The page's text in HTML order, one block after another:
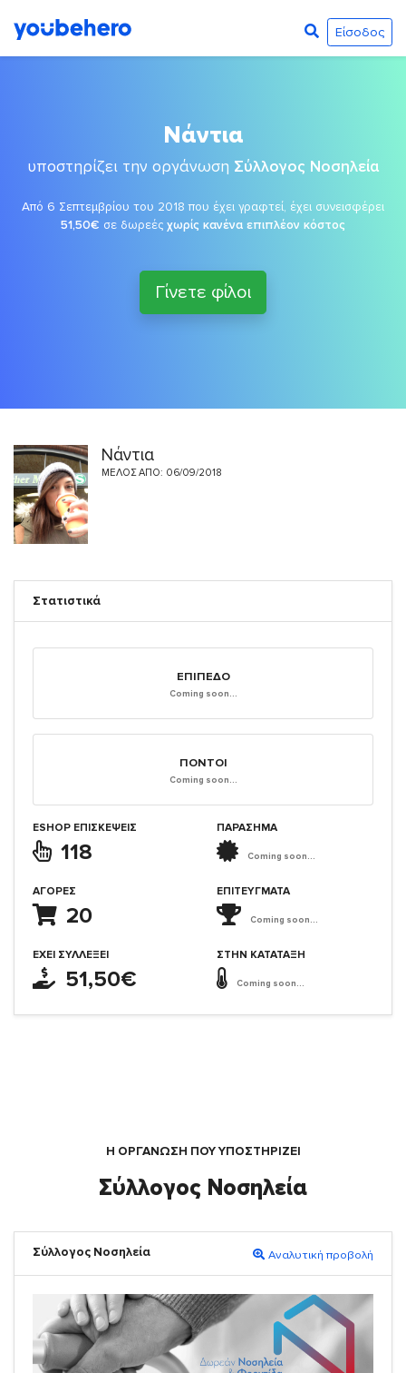
Είσοδος
Νάντια
υποστηρίζει την οργάνωση Σύλλογος Νοσηλεία
Από 6 Σεπτεμβρίου του 2018 που έχει γραφτεί, έχει συνεισφέρει
51,50€ σε δωρεές χωρίς κανένα επιπλέον κόστος
Γίνετε φίλοι
Νάντια
ΜΈΛΟΣ ΑΠΌ: 06/09/2018
Στατιστικά
ΕΠΊΠΕΔΟ
Coming soon...
ΠΌΝΤΟΙ
Coming soon...
ESHOP ΕΠΙΣΚΈΨΕΙΣ
118
ΑΓΟΡΈΣ
20
ΈΧΕΙ ΣΥΛΛΈΞΕΙ
51,50€
ΠΑΡΑΣΗΜΑ
Coming soon...
ΕΠΙΤΕΎΓΜΑΤΑ
Coming soon...
ΣΤΗΝ ΚΑΤΆΤΑΞΗ
Coming soon...
Η ΟΡΓΆΝΩΣΗ ΠΟΥ ΥΠΟΣΤΗΡΙΖΕΙ
Σύλλογος Νοσηλεία
Σύλλογος Νοσηλεία Αναλυτική προβολή